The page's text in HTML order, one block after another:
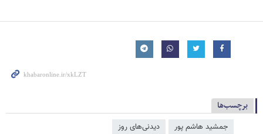
برچسب‌ها
جمشید هاشم پور دیدنی‌های روز